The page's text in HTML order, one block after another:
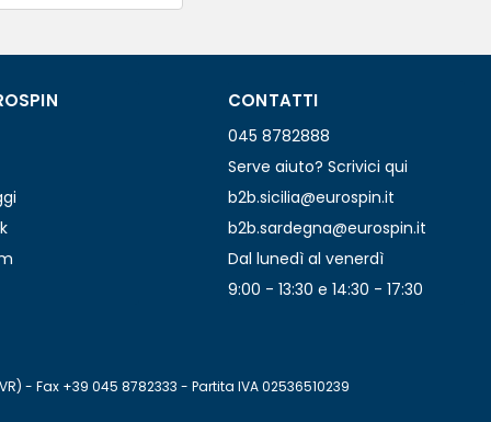
CONTATTI
045 8782888
Serve aiuto? Scrivici qui
b2b.sicilia@eurospin.it
b2b.sardegna@eurospin.it
Dal lunedì al venerdì
9:00 - 13:30 e 14:30 - 17:30
- Fax +39 045 8782333 - Partita IVA 02536510239